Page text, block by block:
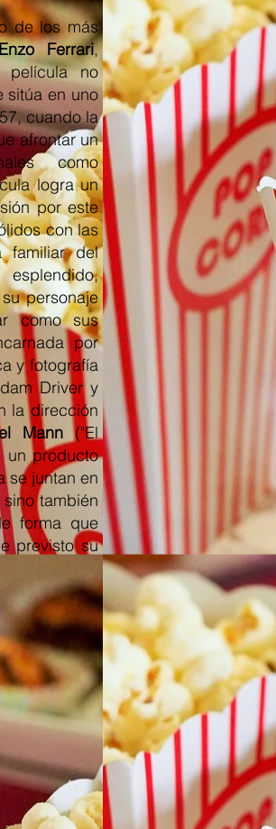
de los más
Ferrari,
no
sitúa en uno
cuando la
afrontar un
como
logra un
por este
con las
familiar del
personaje
como sus
por
y fotografía
Driver y
la dirección
Mann ("El
un producto
se juntan en
también
forma que
previsto su